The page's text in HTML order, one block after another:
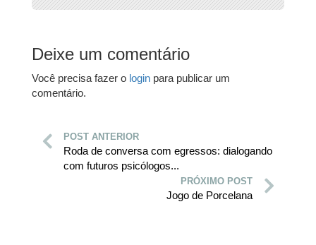
Deixe um comentário
Você precisa fazer o login para publicar um
comentário.
POST ANTERIOR
Roda de conversa com egressos: dialogando
com futuros psicólogos...
PRÓXIMO POST
Jogo de Porcelana